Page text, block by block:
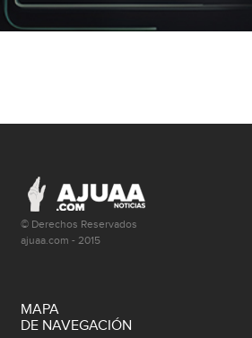
© Derechos Reservados
ajuaa.com - 2015
MAPA
DE NAVEGACIÓN